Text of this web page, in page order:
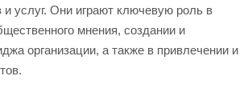
и услуг. Они играют ключевую роль в
мнения, создании и
организации, а также в привлечении и